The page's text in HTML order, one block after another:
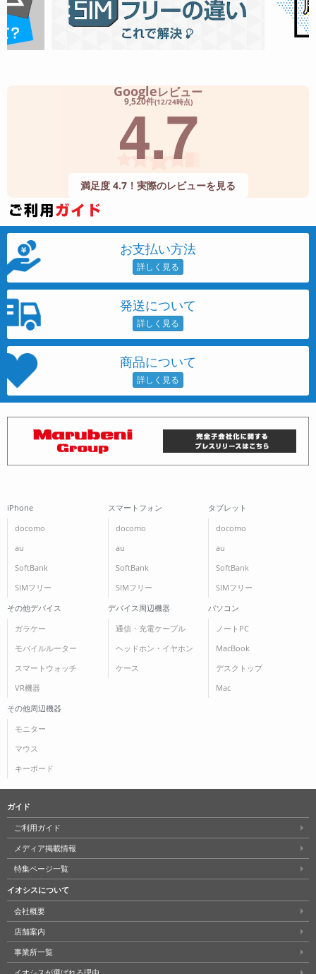
Googleレビュー
9,520件(12/24時点)
4.7
満足度 4.7！実際のレビューを見る
お支払い方法
発送について
商品について
iPhone
docomo
au
SoftBank
SIMフリー
スマートフォン
docomo
au
SoftBank
SIMフリー
タブレット
docomo
au
SoftBank
SIMフリー
その他デバイス
ガラケー
モバイルルーター
スマートウォッチ
VR機器
デバイス周辺機器
通信・充電ケーブル
ヘッドホン・イヤホン
ケース
パソコン
ノートPC
MacBook
デスクトップ
Mac
その他周辺機器
モニター
マウス
キーボード
ガイド
ご利用ガイド
メディア掲載情報
特集ページ一覧
イオシスについて
会社概要
店舗案内
事業所一覧